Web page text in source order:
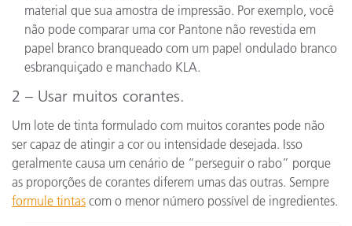
material que sua amostra de impressão. Por exemplo, você
não pode comparar uma cor Pantone não revestida em
papel branco branqueado com um papel ondulado branco
esbranquiçado e manchado KLA.
2 – Usar muitos corantes.
Um lote de tinta formulado com muitos corantes pode não
ser capaz de atingir a cor ou intensidade desejada. Isso
geralmente causa um cenário de “perseguir o rabo” porque
as proporções de corantes diferem umas das outras. Sempre
formule tintas com o menor número possível de ingredientes.